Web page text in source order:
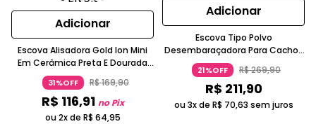
Adicionar
Escova Alisadora Gold Ion Mini
Em Cerâmica Preta E Dourada
GA.MA ITALY
31%OFF R$169,90
R$ 116,91 no Pix
ou 2x de R$ 64,95
Adicionar
Escova Tipo Polvo
Desembaraçadora Para Cachos
Cerdas IntelliFlex Preta
Wetbrush
21%OFF R$269,90
R$ 211,90
ou 3x de R$ 70,63 sem juros